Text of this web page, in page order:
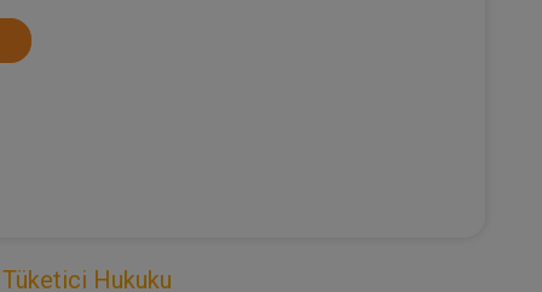
Tüketici Hukuku